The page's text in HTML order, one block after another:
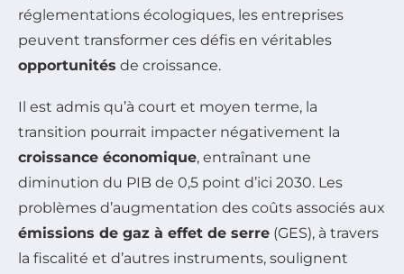
réglementations écologiques, les entreprises
peuvent transformer ces défis en véritables
opportunités de croissance.
Il est admis qu’à court et moyen terme, la
transition pourrait impacter négativement la
croissance économique, entraînant une
diminution du PIB de 0,5 point d’ici 2030. Les
problèmes d’augmentation des coûts associés aux
émissions de gaz à effet de serre (GES), à travers
la fiscalité et d’autres instruments, soulignent